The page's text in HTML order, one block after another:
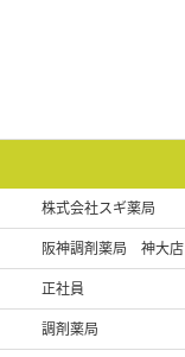
株式会社スギ薬局
阪神調剤薬局 神大店
正社員
調剤薬局